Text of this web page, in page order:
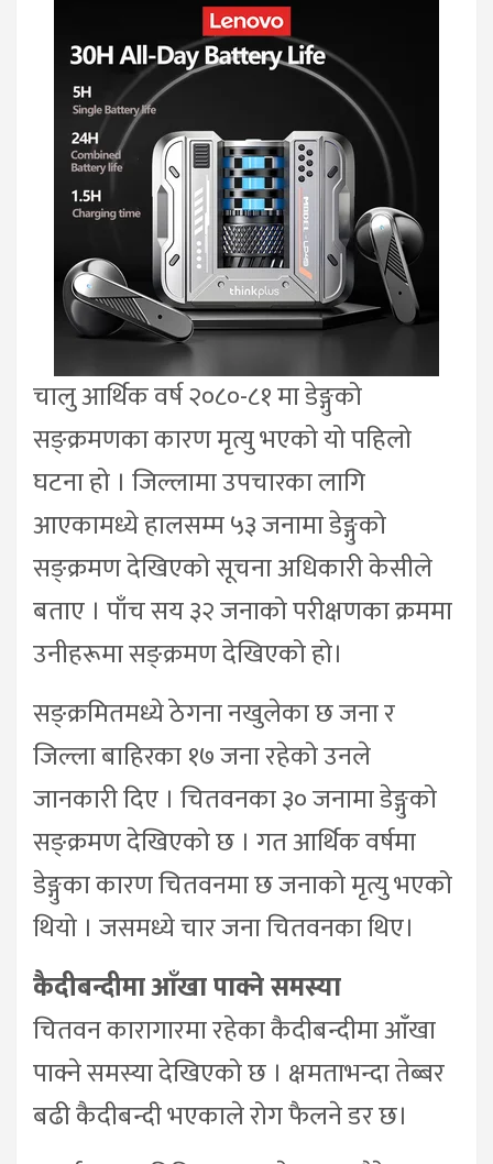
चालु आर्थिक वर्ष २०८०-८१ मा डेङ्गुको
सङ्क्रमणका कारण मृत्यु भएको यो पहिलो
घटना हो । जिल्लामा उपचारका लागि
आएकामध्ये हालसम्म ५३ जनामा डेङ्गुको
सङ्क्रमण देखिएको सूचना अधिकारी केसीले
बताए । पाँच सय ३२ जनाको परीक्षणका क्रममा
उनीहरूमा सङ्क्रमण देखिएको हो।
सङ्क्रमितमध्ये ठेगना नखुलेका छ जना र
जिल्ला बाहिरका १७ जना रहेको उनले
जानकारी दिए । चितवनका ३० जनामा डेङ्गुको
सङ्क्रमण देखिएको छ । गत आर्थिक वर्षमा
डेङ्गुका कारण चितवनमा छ जनाको मृत्यु भएको
थियो । जसमध्ये चार जना चितवनका थिए।
कैदीबन्दीमा आँखा पाक्ने समस्या
चितवन कारागारमा रहेका कैदीबन्दीमा आँखा
पाक्ने समस्या देखिएको छ । क्षमताभन्दा तेब्बर
बढी कैदीबन्दी भएकाले रोग फैलने डर छ।